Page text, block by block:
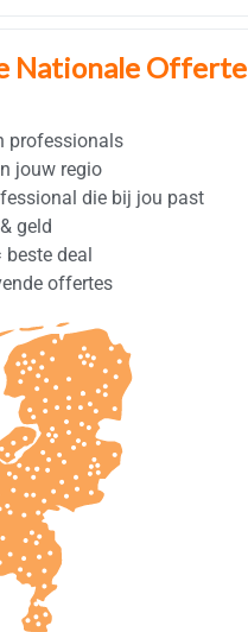
Nationale Offerte
professionals
jouw regio
die bij jou past
geld
beste deal
offertes